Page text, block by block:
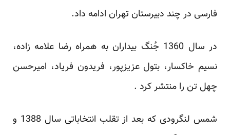
فارسی در چند دبیرستان تهران ادامه داد.
در سال 1360 جُنگ بیداران به همراه رضا علامه زاده،
نسیم خاکسار، بتول عزیزپور، فریدون فریاد، امیرحسن
چهل تن را منتشر کرد .
شمس لنگرودی که بعد از تقلب انتخاباتی سال 1388 و